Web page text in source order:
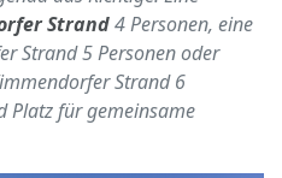
Strand4 Personen, eine
Strand 5 Personen oder
Strand 6
Platz für gemeinsame